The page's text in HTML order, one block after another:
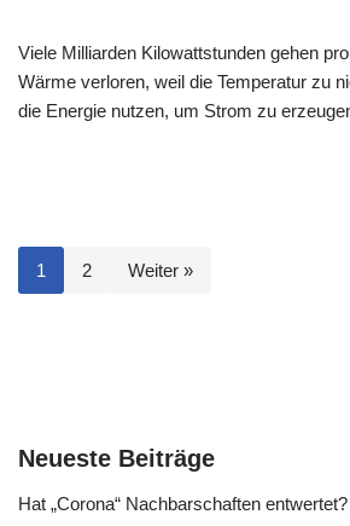
Viele Milliarden Kilowattstunden gehen
Wärme verloren, weil die Temperatur zu
die Energie nutzen, um Strom zu
1 2 Weiter »
Neueste Beiträge
Hat „Corona“ Nachbarschaften entwertet?